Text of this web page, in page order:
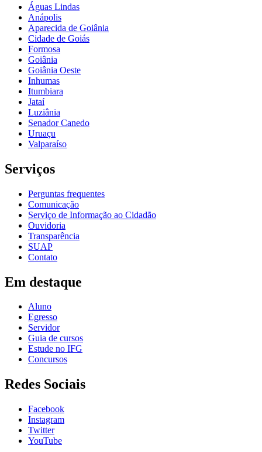
Águas Lindas
Anápolis
Aparecida de Goiânia
Cidade de Goiás
Formosa
Goiânia
Goiânia Oeste
Inhumas
Itumbiara
Jataí
Luziânia
Senador Canedo
Uruaçu
Valparaíso
Serviços
Perguntas frequentes
Comunicação
Serviço de Informação ao Cidadão
Ouvidoria
Transparência
SUAP
Contato
Em destaque
Aluno
Egresso
Servidor
Guia de cursos
Estude no IFG
Concursos
Redes Sociais
Facebook
Instagram
Twitter
YouTube